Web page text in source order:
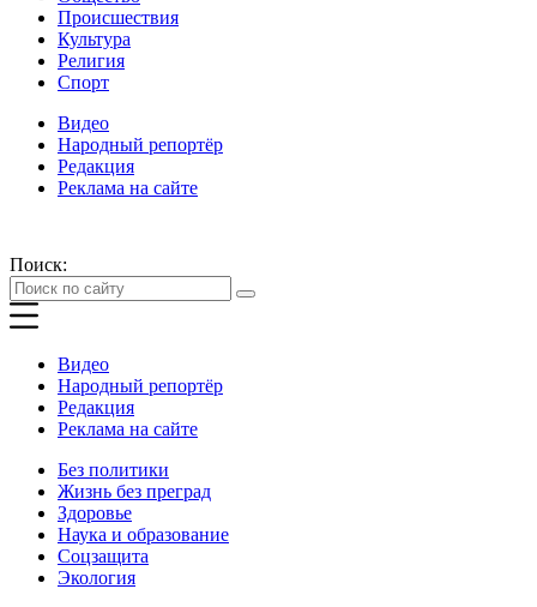
Происшествия
Культура
Религия
Спорт
Видео
Народный репортёр
Редакция
Реклама на сайте
Поиск:
Видео
Народный репортёр
Редакция
Реклама на сайте
Без политики
Жизнь без преград
Здоровье
Наука и образование
Соцзащита
Экология